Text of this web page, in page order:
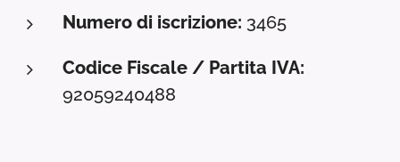
Numero di iscrizione: 3465
Codice Fiscale / Partita IVA:
92059240488